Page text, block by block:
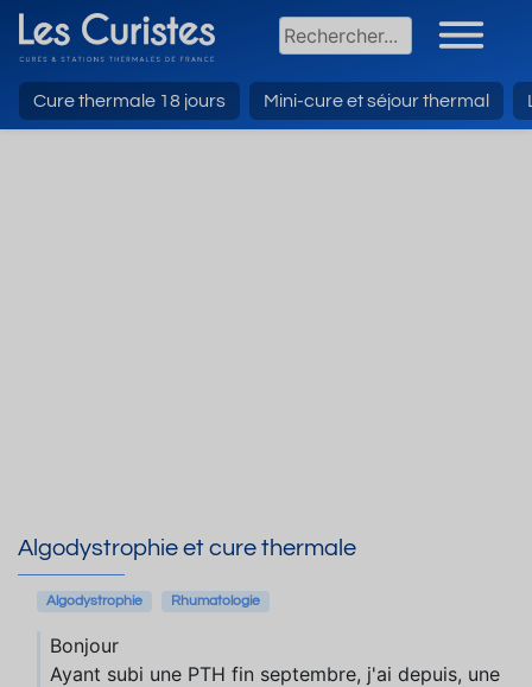
Cure thermale 18 jours Mini-cure et séjour thermal
Algodystrophie et cure thermale
Algodystrophie Rhumatologie
Bonjour
Ayant subi une PTH fin septembre, j'ai depuis, une